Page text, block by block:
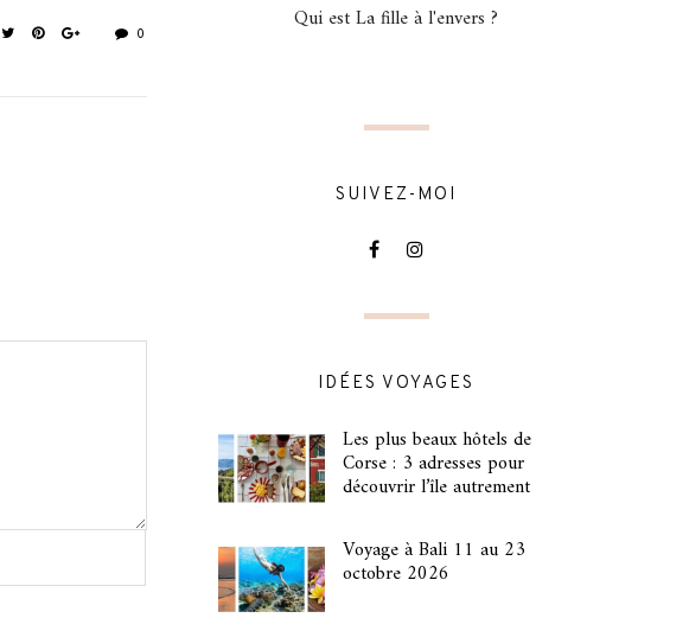
0 Qui est La fille à l'envers ?
SUIVEZ-MOI
IDÉES VOYAGES
Les plus beaux hôtels de
Corse : 3 adresses pour
découvrir l’île autrement
Voyage à Bali 11 au 23
octobre 2026